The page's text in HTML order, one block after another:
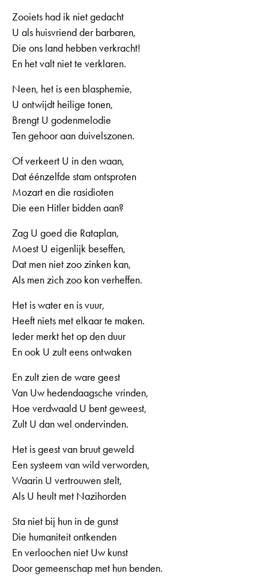
Zooiets had ik niet gedacht
U als huisvriend der barbaren,
Die ons land hebben verkracht!
En het valt niet te verklaren.
Neen, het is een blasphemie,
U ontwijdt heilige tonen,
Brengt U godenmelodie
Ten gehoor aan duivelszonen.
Of verkeert U in den waan,
Dat éénzelfde stam ontsproten
Mozart en die rasidioten
Die een Hitler bidden aan?
Zag U goed die Rataplan,
Moest U eigenlijk beseffen,
Dat men niet zoo zinken kan,
Als men zich zoo kon verheffen.
Het is water en is vuur,
Heeft niets met elkaar te maken.
Ieder merkt het op den duur
En ook U zult eens ontwaken
En zult zien de ware geest
Van Uw hedendaagsche vrinden,
Hoe verdwaald U bent geweest,
Zult U dan wel ondervinden.
Het is geest van bruut geweld
Een systeem van wild verworden,
Waarin U vertrouwen stelt,
Als U heult met Nazihorden
Sta niet bij hun in de gunst
Die humaniteit ontkenden
En verloochen niet Uw kunst
Door gemeenschap met hun benden.